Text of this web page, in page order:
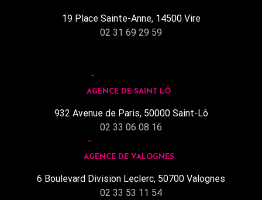
19 Place Sainte-Anne, 14500 Vire
02 31 69 29 59
AGENCE DE SAINT LÔ
932 Avenue de Paris, 50000 Saint-Lô
02 33 06 08 16
AGENCE DE VALOGNES
6 Boulevard Division Leclerc, 50700 Valognes
02 33 53 11 54